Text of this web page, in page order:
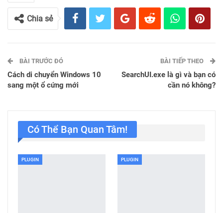
Chia sẻ
BÀI TRƯỚC ĐÓ
Cách di chuyển Windows 10
sang một ổ cứng mới
BÀI TIẾP THEO
SearchUI.exe là gì và bạn có
cần nó không?
Có Thể Bạn Quan Tâm!
PLUGIN PLUGIN